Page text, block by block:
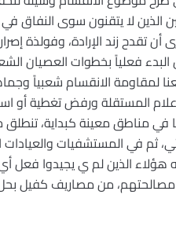
الذين لا يتقنون سوى النفاق
أن تقدح زند الإرادة،
البدء فعلياً بخطوات العصيان
لمقاومة الانقسام شعبياً
المستقلة ورفض تغطية
مناطق معينة كبداية،
ثم في المستشفيات والعيادات
الذين لم ي يجيدوا فعل
من مصاريف كفيل